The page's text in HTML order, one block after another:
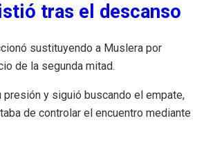
tras el descanso
sustituyendo a Muslera por
de la segunda mitad.
presión y siguió buscando el empate,
de controlar el encuentro mediante